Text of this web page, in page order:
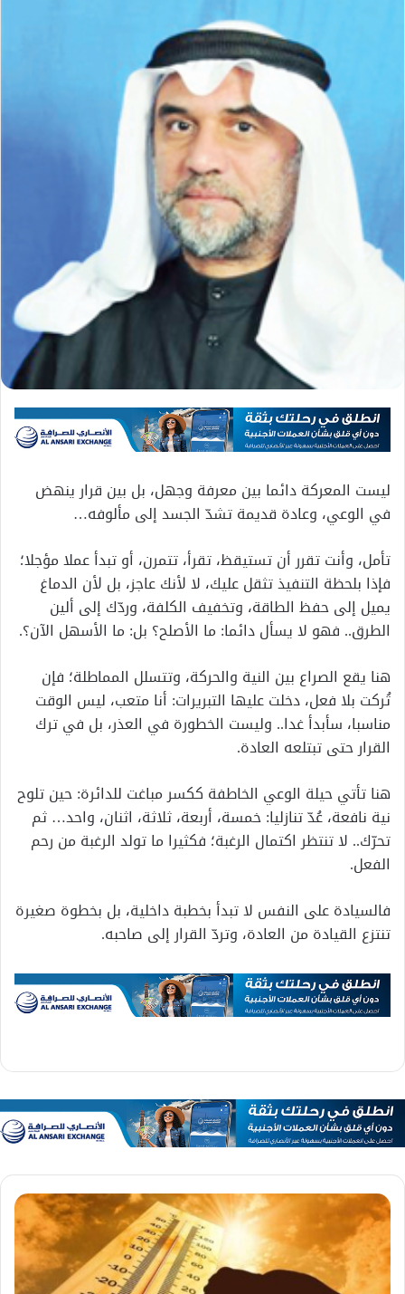
ليست المعركة دائما بين معرفة وجهل، بل بين قرار ينهض
في الوعي، وعادة قديمة تشدّ الجسد إلى مألوفه…
تأمل، وأنت تقرر أن تستيقظ، تقرأ، تتمرن، أو تبدأ عملا مؤجلا؛
فإذا بلحظة التنفيذ تثقل عليك، لا لأنك عاجز، بل لأن الدماغ
يميل إلى حفظ الطاقة، وتخفيف الكلفة، وردّك إلى ألين
الطرق.. فهو لا يسأل دائما: ما الأصلح؟ بل: ما الأسهل الآن؟.
هنا يقع الصراع بين النية والحركة، وتتسلل المماطلة؛ فإن
تُركت بلا فعل، دخلت عليها التبريرات: أنا متعب، ليس الوقت
مناسبا، سأبدأ غدا.. وليست الخطورة في العذر، بل في ترك
القرار حتى تبتلعه العادة.
هنا تأتي حيلة الوعي الخاطفة ككسر مباغت للدائرة: حين تلوح
نية نافعة، عُدّ تنازليا: خمسة، أربعة، ثلاثة، اثنان، واحد… ثم
تحرّك.. لا تنتظر اكتمال الرغبة؛ فكثيرا ما تولد الرغبة من رحم
الفعل.
فالسيادة على النفس لا تبدأ بخطبة داخلية، بل بخطوة صغيرة
تنتزع القيادة من العادة، وتردّ القرار إلى صاحبه.